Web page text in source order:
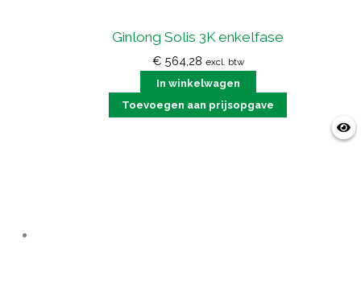
Ginlong Solis 3K enkelfase
€ 564,28 excl. btw
In winkelwagen
Toevoegen aan prijsopgave